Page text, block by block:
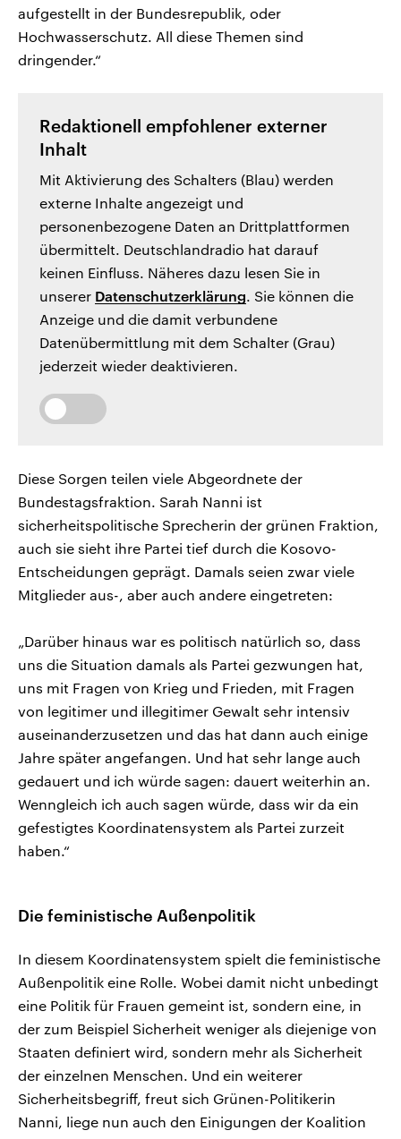
aufgestellt in der Bundesrepublik, oder
Hochwasserschutz. All diese Themen sind
dringender.“
Redaktionell empfohlener externer
Inhalt
Mit Aktivierung des Schalters (Blau) werden
externe Inhalte angezeigt und
personenbezogene Daten an Drittplattformen
übermittelt. Deutschlandradio hat darauf
keinen Einfluss. Näheres dazu lesen Sie in
unserer Datenschutzerklärung. Sie können die
Anzeige und die damit verbundene
Datenübermittlung mit dem Schalter (Grau)
jederzeit wieder deaktivieren.
Diese Sorgen teilen viele Abgeordnete der
Bundestagsfraktion. Sarah Nanni ist
sicherheitspolitische Sprecherin der grünen Fraktion,
auch sie sieht ihre Partei tief durch die Kosovo-
Entscheidungen geprägt. Damals seien zwar viele
Mitglieder aus-, aber auch andere eingetreten:
„Darüber hinaus war es politisch natürlich so, dass
uns die Situation damals als Partei gezwungen hat,
uns mit Fragen von Krieg und Frieden, mit Fragen
von legitimer und illegitimer Gewalt sehr intensiv
auseinanderzusetzen und das hat dann auch einige
Jahre später angefangen. Und hat sehr lange auch
gedauert und ich würde sagen: dauert weiterhin an.
Wenngleich ich auch sagen würde, dass wir da ein
gefestigtes Koordinatensystem als Partei zurzeit
haben.“
Die feministische Außenpolitik
In diesem Koordinatensystem spielt die feministische
Außenpolitik eine Rolle. Wobei damit nicht unbedingt
eine Politik für Frauen gemeint ist, sondern eine, in
der zum Beispiel Sicherheit weniger als diejenige von
Staaten definiert wird, sondern mehr als Sicherheit
der einzelnen Menschen. Und ein weiterer
Sicherheitsbegriff, freut sich Grünen-Politikerin
Nanni, liege nun auch den Einigungen der Koalition